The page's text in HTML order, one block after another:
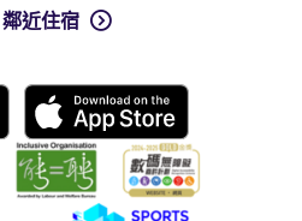
鄰近住宿